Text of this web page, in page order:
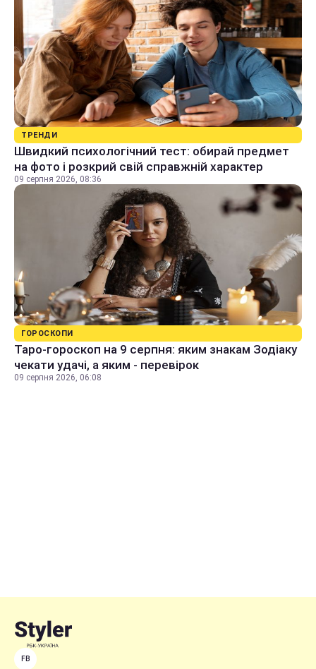
ТРЕНДИ
Швидкий психологічний тест: обирай предмет
на фото і розкрий свій справжній характер
09 серпня 2026, 08:36
ГОРОСКОПИ
Таро-гороскоп на 9 серпня: яким знакам Зодіаку
чекати удачі, а яким - перевірок
09 серпня 2026, 06:08
FB